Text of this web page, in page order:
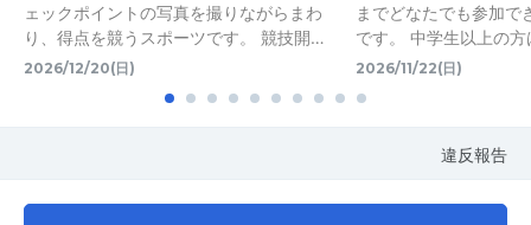
ェックポイントの写真を撮りながらまわ
り、得点を競うスポーツです。 競技開…
2026/12/20(日)
までどなたでも参加で
です。 中学生以上の
2026/11/22(日)
違反報告